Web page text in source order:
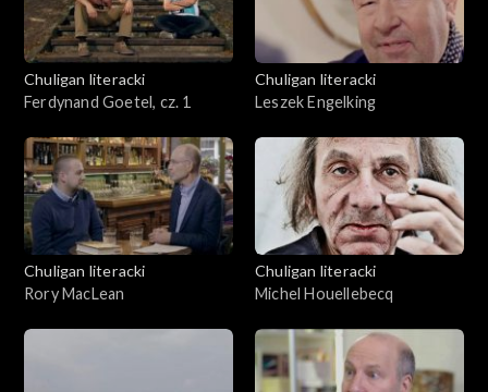
Chuligan literacki
Ferdynand Goetel, cz. 1
Chuligan literacki
Leszek Engelking
Chuligan literacki
Rory MacLean
Chuligan literacki
Michel Houellebecq